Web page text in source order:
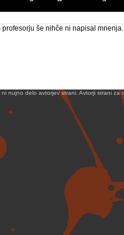
profesorju še nihče ni napisal mnenja.
nujno delo avtorjev strani. Avtorji strani